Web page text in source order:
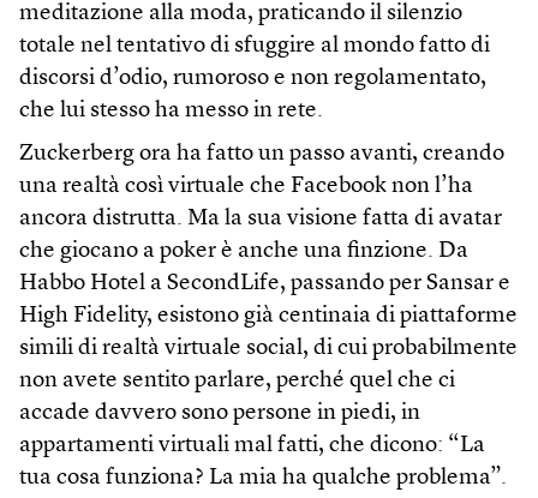
meditazione alla moda, praticando il silenzio
totale nel tentativo di sfuggire al mondo fatto di
discorsi d’odio, rumoroso e non regolamentato,
che lui stesso ha messo in rete.
Zuckerberg ora ha fatto un passo avanti, creando
una realtà così virtuale che Facebook non l’ha
ancora distrutta. Ma la sua visione fatta di avatar
che giocano a poker è anche una finzione. Da
Habbo Hotel a SecondLife, passando per Sansar e
High Fidelity, esistono già centinaia di piattaforme
simili di realtà virtuale social, di cui probabilmente
non avete sentito parlare, perché quel che ci
accade davvero sono persone in piedi, in
appartamenti virtuali mal fatti, che dicono: “La
tua cosa funziona? La mia ha qualche problema”.